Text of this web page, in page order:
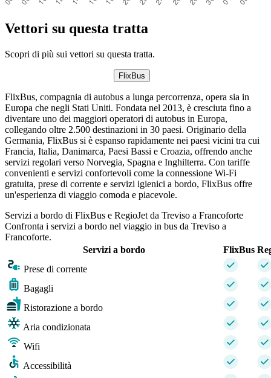
Vettori su questa tratta
Scopri di più sui vettori su questa tratta.
FlixBus
FlixBus, compagnia di autobus a lunga percorrenza, opera sia in
Europa che negli Stati Uniti. Fondata nel 2013, è cresciuta fino a
diventare uno dei maggiori operatori di autobus in Europa,
collegando oltre 2.500 destinazioni in 30 paesi. Originario della
Germania, FlixBus si è espanso rapidamente nei paesi vicini tra cui
Francia, Italia, Danimarca, Paesi Bassi e Croazia, offrendo anche
servizi regolari verso Norvegia, Spagna e Inghilterra. Con tariffe
convenienti e servizi confortevoli come la connessione Wi-Fi
gratuita, prese di corrente e servizi igienici a bordo, FlixBus offre
un'esperienza di viaggio comoda e piacevole.
Servizi a bordo di FlixBus e RegioJet da Treviso a Francoforte
Confronta i servizi a bordo nel viaggio in bus da Treviso a
Francoforte.
Servizi a bordo
FlixBus
Prese di corrente
Bagagli
Ristorazione a bordo
Aria condizionata
Wifi
Accessibilità